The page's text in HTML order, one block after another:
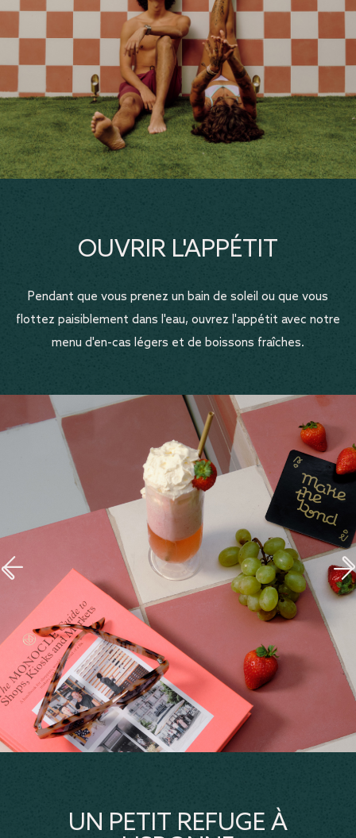
OUVRIR L'APPÉTIT
Pendant que vous prenez un bain de soleil ou que vous
flottez paisiblement dans l'eau, ouvrez l'appétit avec notre
menu d'en-cas légers et de boissons fraîches.
UN PETIT REFUGE À